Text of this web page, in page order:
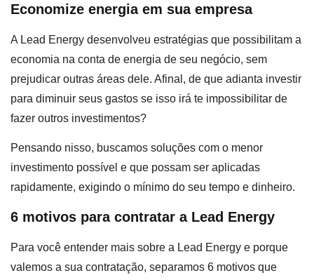
Economize energia em sua empresa
A Lead Energy desenvolveu estratégias que possibilitam a
economia na conta de energia de seu negócio, sem
prejudicar outras áreas dele. Afinal, de que adianta investir
para diminuir seus gastos se isso irá te impossibilitar de
fazer outros investimentos?
Pensando nisso, buscamos soluções com o menor
investimento possível e que possam ser aplicadas
rapidamente, exigindo o mínimo do seu tempo e dinheiro.
6 motivos para contratar a Lead Energy
Para você entender mais sobre a Lead Energy e porque
valemos a sua contratação, separamos 6 motivos que